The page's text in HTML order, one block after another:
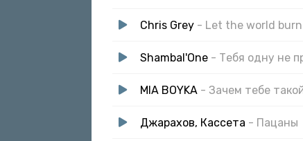
Chris Grey - Let the world burn
Shambal'One - Тебя одну не
MIA BOYKA - Зачем тебе
Джарахов, Кассета - Пацаны